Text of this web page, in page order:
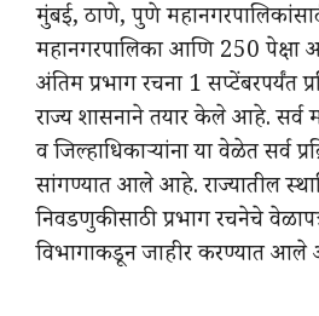
मुंबई, ठाणे, पुणे
महानगरपालिका आणि 250 पेक्षा
अंतिम प्रभाग रचना 1 सप्टेंबरपर्यंत
राज्य शासनाने तयार केले आहे.
व जिल्हाधिकाऱ्यांना या वेळेत सर्व
सांगण्यात आले आहे. राज्यातील
निवडणुकीसाठी प्रभाग रचनेचे
विभागाकडून जाहीर करण्यात